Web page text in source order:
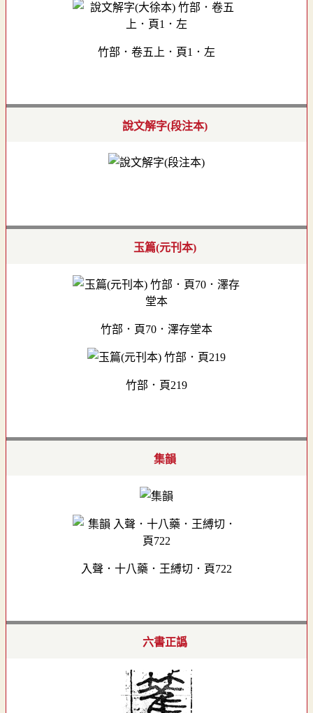
竹部．卷五上．頁1．左
說文解字(段注本)
玉篇(元刊本)
竹部．頁70．澤存堂本
竹部．頁219
集韻
入聲．十八藥．王縛切．頁722
六書正譌